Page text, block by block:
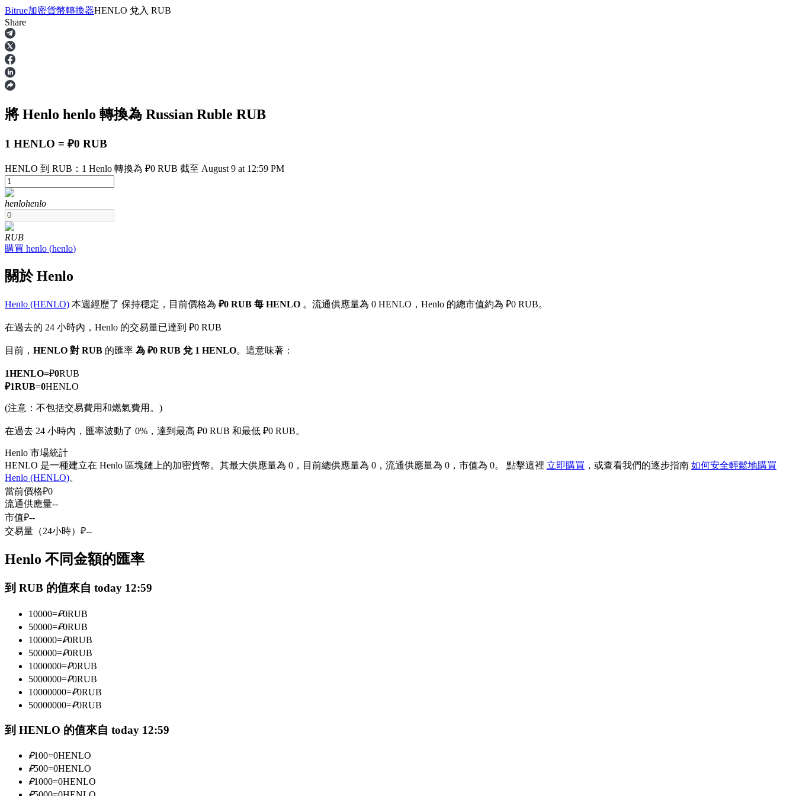
合約
USDT永續
多種以USDT結算的永續合約
幣本位永續
以數字貨幣為保證金的永續合約
多種以USDC結算的永續合約
跟單
與頂尖交易專家同行
Bitrue加密貨幣轉換器HENLO 兌入 RUB
Share
將 Henlo henlo 轉換為 Russian Ruble RUB
1 HENLO = ₽0 RUB
HENLO 到 RUB：1 Henlo 轉換為 ₽0 RUB 截至 August 9 at 12:59 PM
henlohenlo
RUB
購買 henlo (henlo)
關於 Henlo
Henlo (HENLO) 本週經歷了 保持穩定，目前價格為 ₽0 RUB 每 HENLO 。流通供應量為 0 HENLO，Henlo 的總市值約為 ₽0 RUB。
在過去的 24 小時內，Henlo 的交易量已達到 ₽0 RUB
目前， HENLO 對 RUB 的匯率 為 ₽0 RUB 兌 1 HENLO。這意味著：
1HENLO=₽0RUB
₽1RUB=0HENLO
(注意：不包括交易費用和燃氣費用。)
在過去 24 小時內，匯率波動了 0%，達到最高 ₽0 RUB 和最低 ₽0 RUB。
Henlo 市場統計
HENLO 是一種建立在 Henlo 區塊鏈上的加密貨幣。其最大供應量為 0，目前總供應量為 0，流通供應量為 0，市值為 0。 點擊這裡 立即購買 ，或查看我們的逐步指南 如何安全輕鬆地購買
Henlo (HENLO)。
當前價格₽0
流通供應量--
市值₽--
交易量（24小時） ₽--
Henlo 不同金額的匯率
到 RUB 的值來自 today 12:59
10000=₽0RUB
50000=₽0RUB
100000=₽0RUB
500000=₽0RUB
1000000=₽0RUB
5000000=₽0RUB
10000000=₽0RUB
50000000=₽0RUB
到 HENLO 的值來自 today 12:59
₽100=0HENLO
₽500=0HENLO
₽1000=0HENLO